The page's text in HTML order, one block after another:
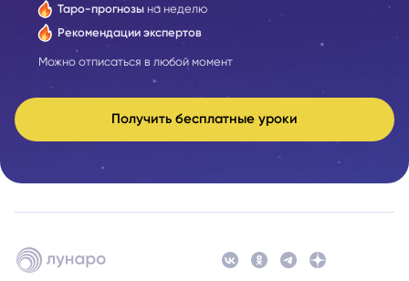
Таро-прогнозы на неделю
Рекомендации экспертов
Можно отписаться в любой момент
Получить бесплатные уроки